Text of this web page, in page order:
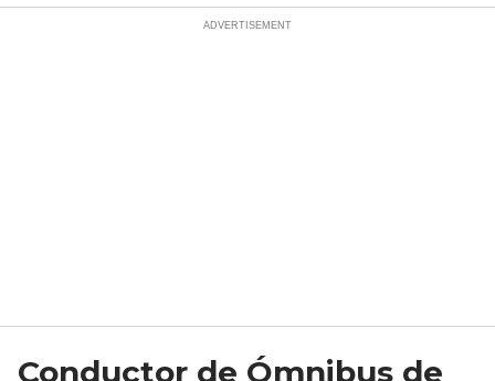
Conductor de Ómnibus de